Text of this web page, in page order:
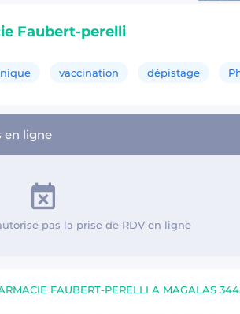
Faubert-perelli
vaccination dépistage
en ligne
pas la prise de RDV en ligne
FAUBERT-PERELLI A MAGALAS